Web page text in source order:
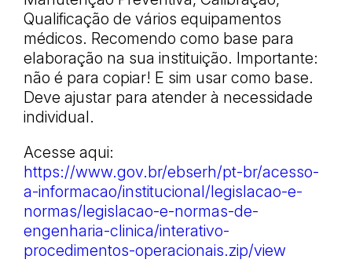
Qualificação de vários equipamentos
médicos. Recomendo como base para
elaboração na sua instituição. Importante:
não é para copiar! E sim usar como base.
Deve ajustar para atender à necessidade
individual.
Acesse aqui:
https://www.gov.br/ebserh/pt-br/acesso-
a-informacao/institucional/legislacao-e-
normas/legislacao-e-normas-de-
engenharia-clinica/interativo-
procedimentos-operacionais.zip/view